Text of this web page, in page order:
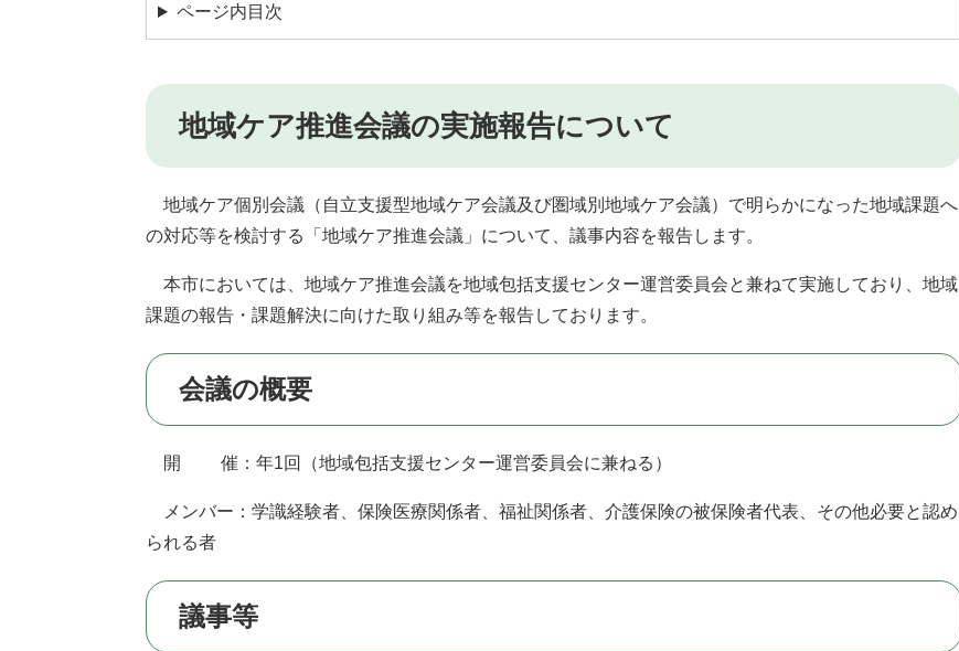
ページ内目次
地域ケア推進会議の実施報告について
地域ケア個別会議（自立支援型地域ケア会議及び圏域別地域ケア会議）で明らかになった地域課題へ
の対応等を検討する「地域ケア推進会議」について、議事内容を報告します。
本市においては、地域ケア推進会議を地域包括支援センター運営委員会と兼ねて実施しており、地域
課題の報告・課題解決に向けた取り組み等を報告しております。
会議の概要
開 催：年1回（地域包括支援センター運営委員会に兼ねる）
メンバー：学識経験者、保険医療関係者、福祉関係者、介護保険の被保険者代表、その他必要と認め
られる者
議事等